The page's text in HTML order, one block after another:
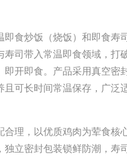
即食炒饭（烧饭）和即食寿
司带入常温即食领域，打
开即食。产品采用真空密
可长时间常温保存，广泛
理，以优质鸡肉为荤食核
立密封包装锁鲜防潮，寿